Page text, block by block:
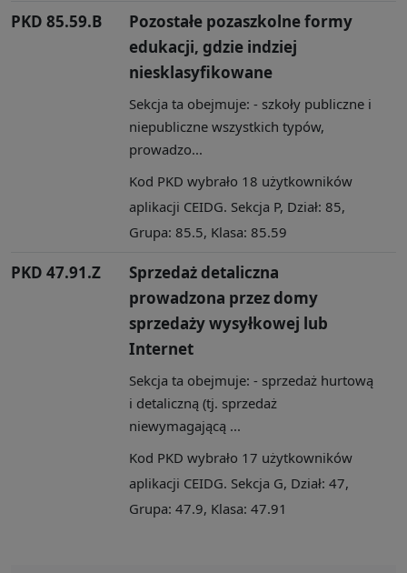
PKD 85.59.B
Pozostałe pozaszkolne formy
edukacji, gdzie indziej
niesklasyfikowane
Sekcja ta obejmuje: - szkoły publiczne i
niepubliczne wszystkich typów,
prowadzo...
Kod PKD wybrało 18 użytkowników
aplikacji CEIDG. Sekcja P, Dział: 85,
Grupa: 85.5, Klasa: 85.59
PKD 47.91.Z
Sprzedaż detaliczna
prowadzona przez domy
sprzedaży wysyłkowej lub
Internet
Sekcja ta obejmuje: - sprzedaż hurtową
i detaliczną (tj. sprzedaż
niewymagającą ...
Kod PKD wybrało 17 użytkowników
aplikacji CEIDG. Sekcja G, Dział: 47,
Grupa: 47.9, Klasa: 47.91